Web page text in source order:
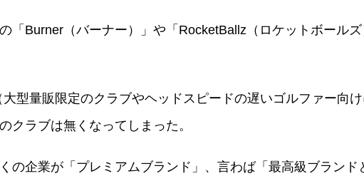
「Burner（バーナー）」や「RocketBallz（ロケットボール
型量販限定のクラブやヘッドスピードの遅いゴルファー向
クラブは無くなってしまった。
の企業が「プレミアムブランド」、言わば「最高級ブランド